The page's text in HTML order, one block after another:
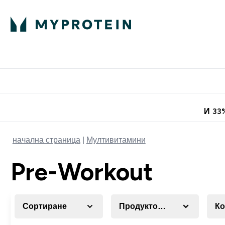
И
начална страница Мултивитамини
Pre-Workout
Сортиране Продуктова категория